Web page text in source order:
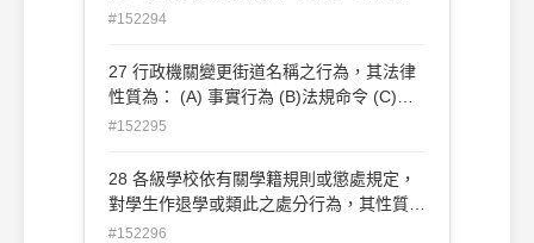
數個行政法上義務規定 (B)應處罰鍰者，其
重處罰即可 (D)已受裁處拘留者，即無須再
受罰鍰之處罰
#152294
27 行政機關變更街道名稱之行為，其法律
性質為： (A) 事實行為 (B)法規命令 (C)行
政規則 (D)一般處分
#152295
28 各級學校依有關學籍規則或懲處規定，
對學生作退學或類此之處分行為，其性質上
應為： (A) 行政命令 (B)行政處分 (C)行政
#152296